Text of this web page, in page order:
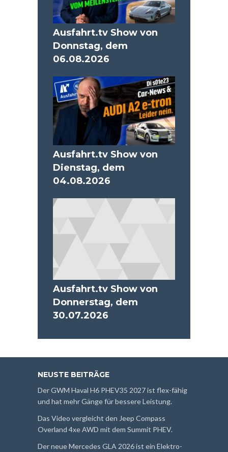
Ausfahrt.tv Show von
Donnstag, dem
06.08.2026
Ausfahrt.tv Show von
Dienstag, dem
04.08.2026
Ausfahrt.tv Show von
Donnerstag, dem
30.07.2026
NEUSTE BEITRÄGE
Der GWM Haval H6 PHEV35 2027 ist flex-fähig
und hat mehr Gänge für bessere Leistung.
Das Video vergleicht den Jeep Compass
Overland 4xe AWD mit dem Summit PHEV.
Der neue Mercedes GLA 2026 ist ein Elektro-